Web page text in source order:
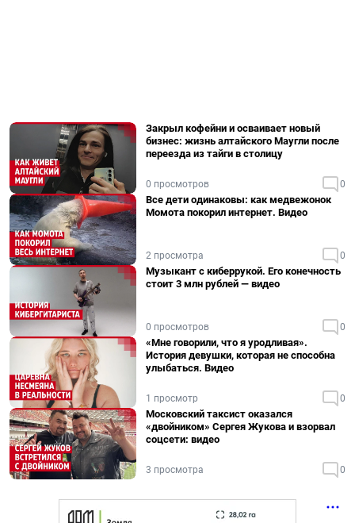
Закрыл кофейни и осваивает новый
бизнес: жизнь алтайского Маугли после
переезда из тайги в столицу
0 просмотров 0
Все дети одинаковы: как медвежонок
Момота покорил интернет. Видео
2 просмотра 0
Музыкант с киберрукой. Его конечность
стоит 3 млн рублей — видео
0 просмотров 0
«Мне говорили, что я уродливая».
История девушки, которая не способна
улыбаться. Видео
1 просмотр 0
Московский таксист оказался
«двойником» Сергея Жукова и взорвал
соцсети: видео
3 просмотра 0